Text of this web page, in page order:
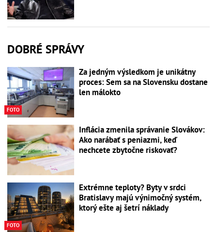
DOBRÉ SPRÁVY
FOTO
Za jedným výsledkom je unikátny
proces: Sem sa na Slovensku dostane
len málokto
Inflácia zmenila správanie Slovákov:
Ako narábať s peniazmi, keď
nechcete zbytočne riskovať?
FOTO
Extrémne teploty? Byty v srdci
Bratislavy majú výnimočný systém,
ktorý ešte aj šetrí náklady